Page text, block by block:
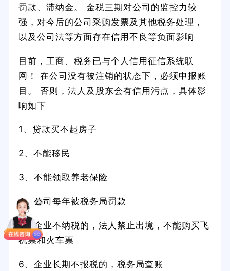
罚款、滞纳金。 金税三期对公司的监控力较
强，对今后的公司采购发票及其他税务处理，
以及公司法等方面存在信用不良等负面影响
目前，工商、税务已与个人信用征信系统联
网！ 在公司没有被注销的状态下，必须申报账
目。 否则，法人及股东会有信用污点，具体影
响如下
1、贷款买不起房子
2、不能移民
3、不能领取养老保险
4、公司每年被税务局罚款
5、企业不纳税的，法人禁止出境，不能购买飞
机票和火车票
6、企业长期不报税的，税务局查账